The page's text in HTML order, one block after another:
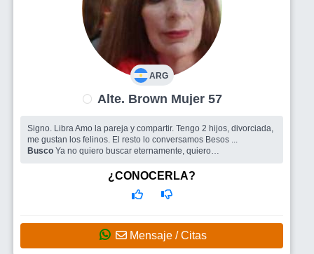
ARG
Alte. Brown Mujer 57
Signo. Libra Amo la pareja y compartir. Tengo 2 hijos, divorciada,
me gustan los felinos. El resto lo conversamos Besos ...
Busco Ya no quiero buscar eternamente, quiero
¿CONOCERLA?
Mensaje / Citas